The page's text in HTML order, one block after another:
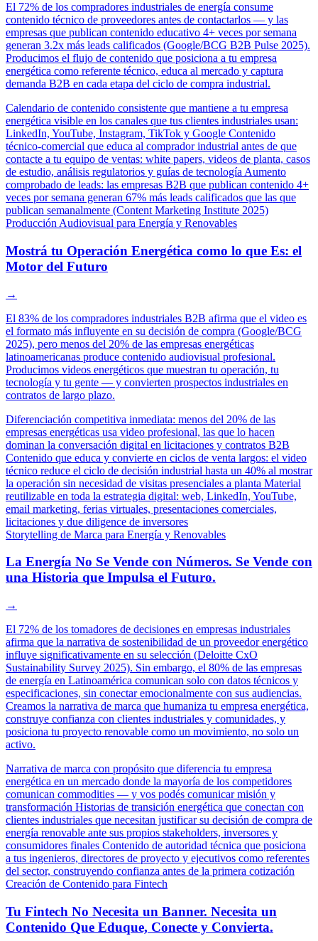
El 72% de los compradores industriales de energía consume
contenido técnico de proveedores antes de contactarlos — y las
empresas que publican contenido educativo 4+ veces por semana
generan 3.2x más leads calificados (Google/BCG B2B Pulse 2025).
Producimos el flujo de contenido que posiciona a tu empresa
energética como referente técnico, educa al mercado y captura
demanda B2B en cada etapa del ciclo de compra industrial.
Calendario de contenido consistente que mantiene a tu empresa
energética visible en los canales que tus clientes industriales usan:
LinkedIn, YouTube, Instagram, TikTok y Google Contenido
técnico-comercial que educa al comprador industrial antes de que
contacte a tu equipo de ventas: white papers, videos de planta, casos
de estudio, análisis regulatorios y guías de tecnología Aumento
comprobado de leads: las empresas B2B que publican contenido 4+
veces por semana generan 67% más leads calificados que las que
publican semanalmente (Content Marketing Institute 2025)
Producción Audiovisual para Energía y Renovables
Mostrá tu Operación Energética como lo que Es: el
Motor del Futuro
→
El 83% de los compradores industriales B2B afirma que el video es
el formato más influyente en su decisión de compra (Google/BCG
2025), pero menos del 20% de las empresas energéticas
latinoamericanas produce contenido audiovisual profesional.
Producimos videos energéticos que muestran tu operación, tu
tecnología y tu gente — y convierten prospectos industriales en
contratos de largo plazo.
Diferenciación competitiva inmediata: menos del 20% de las
empresas energéticas usa video profesional, las que lo hacen
dominan la conversación digital en licitaciones y contratos B2B
Contenido que educa y convierte en ciclos de venta largos: el video
técnico reduce el ciclo de decisión industrial hasta un 40% al mostrar
la operación sin necesidad de visitas presenciales a planta Material
reutilizable en toda la estrategia digital: web, LinkedIn, YouTube,
email marketing, ferias virtuales, presentaciones comerciales,
licitaciones y due diligence de inversores
Storytelling de Marca para Energía y Renovables
La Energía No Se Vende con Números. Se Vende con
una Historia que Impulsa el Futuro.
→
El 72% de los tomadores de decisiones en empresas industriales
afirma que la narrativa de sostenibilidad de un proveedor energético
influye significativamente en su selección (Deloitte CxO
Sustainability Survey 2025). Sin embargo, el 80% de las empresas
de energía en Latinoamérica comunican solo con datos técnicos y
especificaciones, sin conectar emocionalmente con sus audiencias.
Creamos la narrativa de marca que humaniza tu empresa energética,
construye confianza con clientes industriales y comunidades, y
posiciona tu proyecto renovable como un movimiento, no solo un
activo.
Narrativa de marca con propósito que diferencia tu empresa
energética en un mercado donde la mayoría de los competidores
comunican commodities — y vos podés comunicar misión y
transformación Historias de transición energética que conectan con
clientes industriales que necesitan justificar su decisión de compra de
energía renovable ante sus propios stakeholders, inversores y
consumidores finales Contenido de autoridad técnica que posiciona
a tus ingenieros, directores de proyecto y ejecutivos como referentes
del sector, construyendo confianza antes de la primera cotización
Creación de Contenido para Fintech
Tu Fintech No Necesita un Banner. Necesita un
Contenido Que Eduque, Conecte y Convierta.